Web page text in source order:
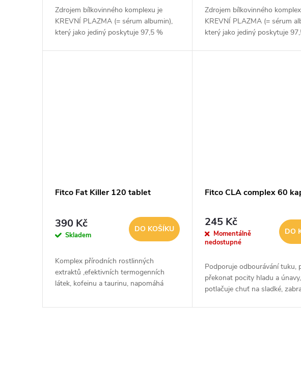
Zdrojem bílkovinného komplexu je
KREVNÍ PLAZMA (= sérum albumin),
který jako jediný poskytuje 97,5 %
Zdrojem bílkovinného
KREVNÍ PLAZMA (= sérum
který jako jediný poskytuje
Fitco Fat Killer 120 tablet
390 Kč
Skladem
DO KOŠÍKU
Komplex přírodních rostlinných
extraktů ,efektivních termogenních
látek, kofeinu a taurinu, napomáhá
tuku během fyzické zátěže, tělesnému...
Fitco CLA complex 60
245 Kč
Momentálně
nedostupné
DO
Podporuje odbourávání tuku,
překonat pocity hladu a únavy,
potlačuje chuť na sladké,